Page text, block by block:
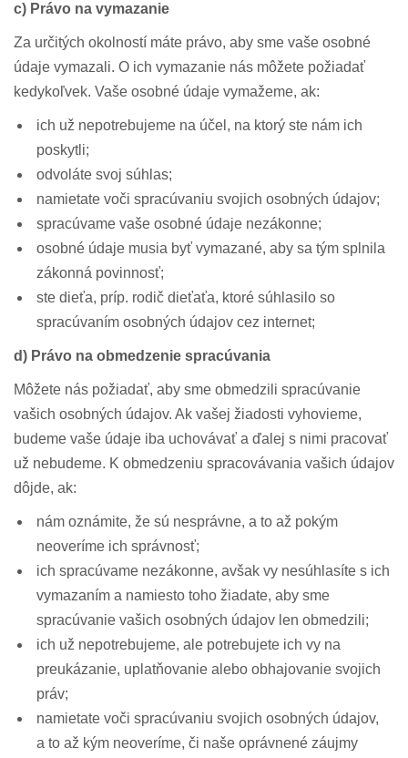
c) Právo na vymazanie
Za určitých okolností máte právo, aby sme vaše osobné
údaje vymazali. O ich vymazanie nás môžete požiadať
kedykoľvek. Vaše osobné údaje vymažeme, ak:
ich už nepotrebujeme na účel, na ktorý ste nám ich
poskytli;
odvoláte svoj súhlas;
namietate voči spracúvaniu svojich osobných údajov;
spracúvame vaše osobné údaje nezákonne;
osobné údaje musia byť vymazané, aby sa tým splnila
zákonná povinnosť;
ste dieťa, príp. rodič dieťaťa, ktoré súhlasilo so
spracúvaním osobných údajov cez internet;
d) Právo na obmedzenie spracúvania
Môžete nás požiadať, aby sme obmedzili spracúvanie
vašich osobných údajov. Ak vašej žiadosti vyhovieme,
budeme vaše údaje iba uchovávať a ďalej s nimi pracovať
už nebudeme. K obmedzeniu spracovávania vašich údajov
dôjde, ak:
nám oznámite, že sú nesprávne, a to až pokým
neoveríme ich správnosť;
ich spracúvame nezákonne, avšak vy nesúhlasíte s ich
vymazaním a namiesto toho žiadate, aby sme
spracúvanie vašich osobných údajov len obmedzili;
ich už nepotrebujeme, ale potrebujete ich vy na
preukázanie, uplatňovanie alebo obhajovanie svojich
práv;
namietate voči spracúvaniu svojich osobných údajov,
a to až kým neoveríme, či naše oprávnené záujmy